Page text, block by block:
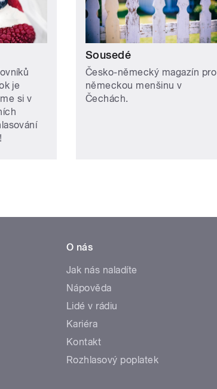
je
si v
Sousedé
Česko-německý magazín pro
německou menšinu v
Čechách.
O nás
Jak nás naladíte
Nápověda
Lidé v rádiu
Kariéra
Kontakt
Rozhlasový poplatek